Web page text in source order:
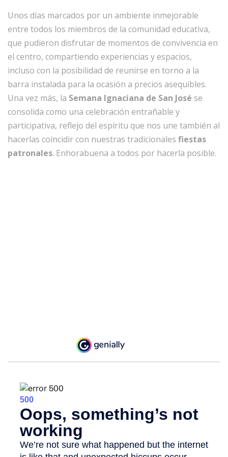
Unos días marcados por un ambiente inmejorable
entre todos los miembros de la comunidad educativa,
que pudieron disfrutar de momentos de convivencia en
el centro, compartiendo experiencias y espacios,
incluso con la posibilidad de reunirse en torno a la
barra instalada para la ocasión a precios asequibles.
Una vez más, la Semana Ignaciana de San José se
consolida como una celebración entrañable y
participativa, reflejo del espíritu que nos une también al
hacerlas coincidir con nuestras tradicionales fiestas
patronales. Enhorabuena a todos por hacerla posible.